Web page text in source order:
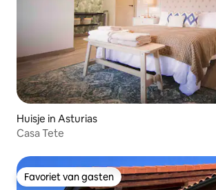
Huisje in Asturias
Casa Tete
Favoriet van gasten
Favoriet van gasten